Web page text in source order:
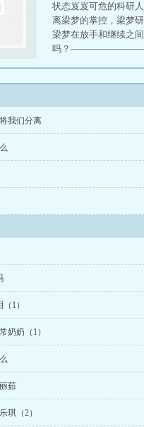
状态岌岌可危的科研
离梁梦的掌控，梁梦
梁梦在放手和继续之
吗？————————作者
完整版 再次与你同行
再
我们分离
1）
奶奶（1）
茹
琪（2）